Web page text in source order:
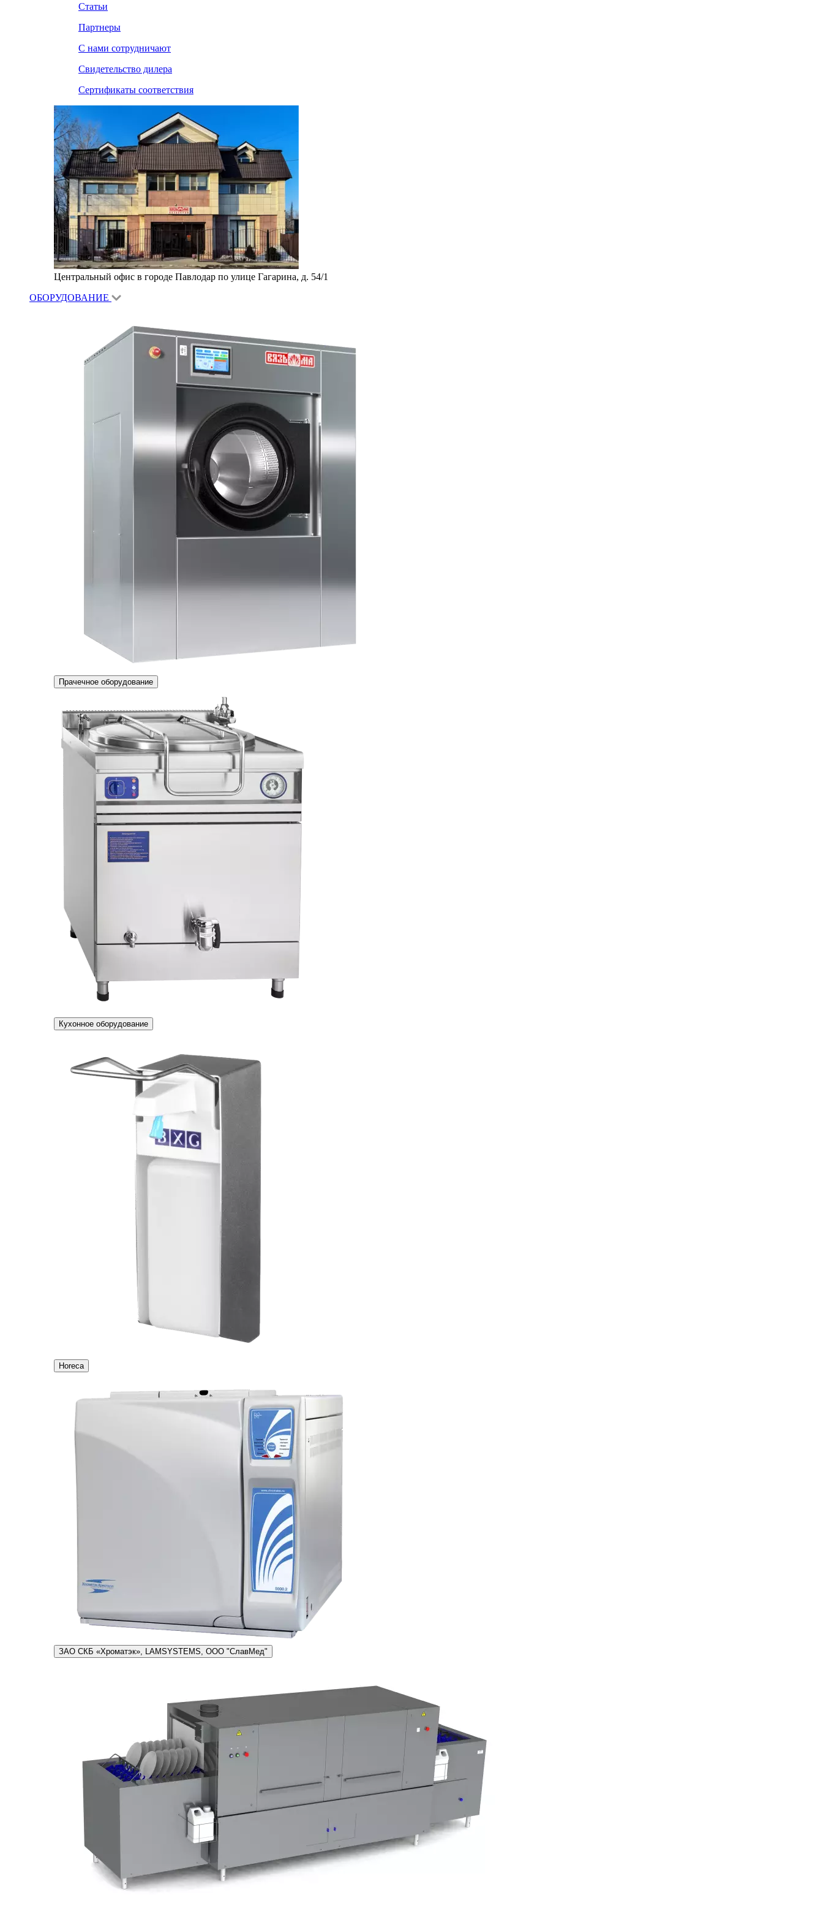
Статьи
Партнеры
С нами сотрудничают
Свидетельство дилера
Сертификаты соответствия
Центральный офис в городе Павлодар по улице Гагарина, д. 54/1
ОБОРУДОВАНИЕ
Прачечное оборудование
Кухонное оборудование
Horeca
ЗАО СКБ «Хроматэк», LAMSYSTEMS, ООО "СлавМед"